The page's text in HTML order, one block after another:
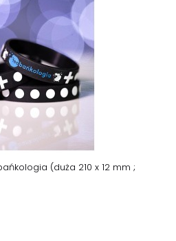
(duża 210 x 12 mm ;